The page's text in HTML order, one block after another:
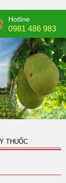
Hotline
0981 486 983
THUỐC